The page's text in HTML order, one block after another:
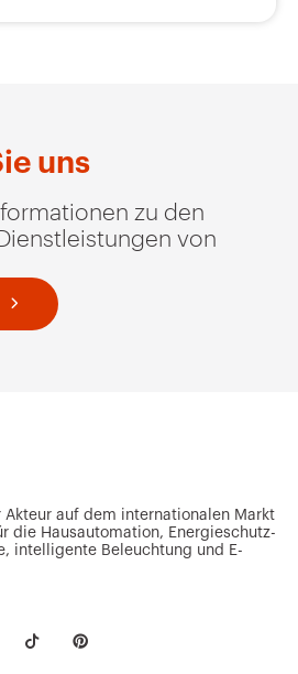
uns
zu den
von
auf dem internationalen Markt
die Hausautomation, Energieschutz-
intelligente Beleuchtung und E-